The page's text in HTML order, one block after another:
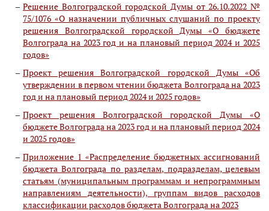
Решение Волгоградской городской Думы от 26.10.2022 №
75/1076 «О назначении публичных слушаний по проекту
решения Волгоградской городской Думы «О бюджете
Волгограда на 2023 год и на плановый период 2024 и 2025
годов»
Проект решения Волгоградской городской Думы «Об
утверждении в первом чтении бюджета Волгограда на 2023
год и на плановый период 2024 и 2025 годов»
Проект решения Волгоградской городской Думы «О
бюджете Волгограда на 2023 год и на плановый период 2024
и 2025 годов»
Приложение 1 «Распределение бюджетных ассигнований
бюджета Волгограда по разделам, подразделам, целевым
статьям (муниципальным программам и непрограммным
направлениям деятельности), группам видов расходов
классификации расходов бюджета Волгограда на 2023